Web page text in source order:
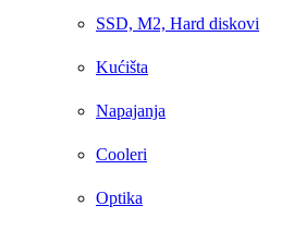
SSD, M2, Hard diskovi
Kućišta
Napajanja
Cooleri
Optika